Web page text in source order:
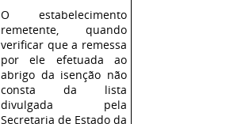
O estabelecimento
remetente, quando
verificar que a remessa
por ele efetuada ao
abrigo da isenção não
consta da lista
divulgada pela
Secretaria de Estado da